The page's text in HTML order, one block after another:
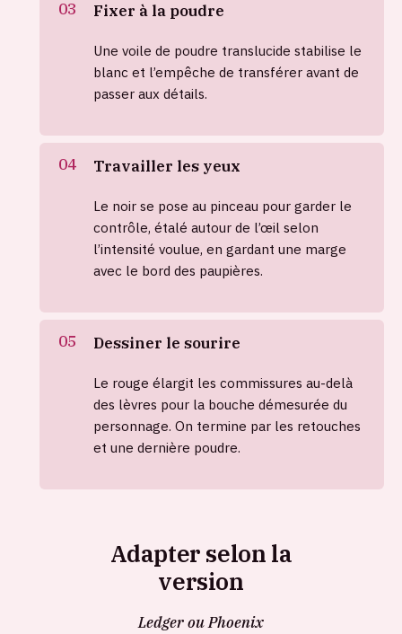
Fixer à la poudre
Une voile de poudre translucide stabilise le
blanc et l’empêche de transférer avant de
passer aux détails.
Travailler les yeux
Le noir se pose au pinceau pour garder le
contrôle, étalé autour de l’œil selon
l’intensité voulue, en gardant une marge
avec le bord des paupières.
Dessiner le sourire
Le rouge élargit les commissures au-delà
des lèvres pour la bouche démesurée du
personnage. On termine par les retouches
et une dernière poudre.
Adapter selon la
version
Ledger ou Phoenix